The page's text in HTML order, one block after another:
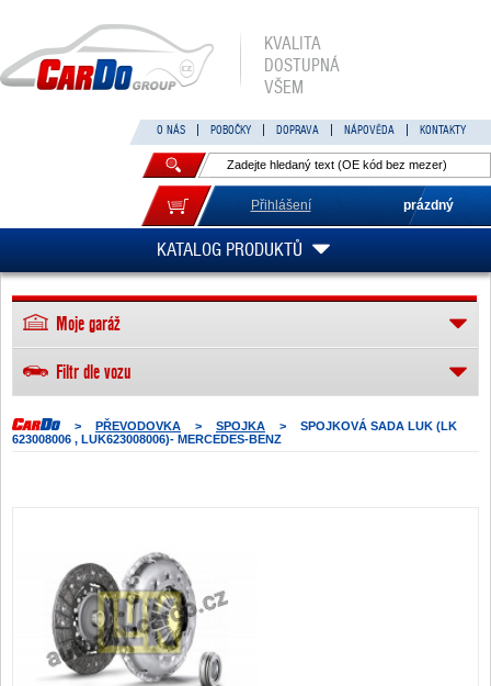
KVALITA
DOSTUPNÁ
VŠEM
O NÁS POBOČKY DOPRAVA NÁPOVĚDA KONTAKTY
Přihlášení prázdný
KATALOG PRODUKTŮ
> PŘEVODOVKA > SPOJKA >
SPOJKOVÁ SADA LUK (LK
623008006 , LUK623008006)- MERCEDES-BENZ
Moje garáž
Filtr dle vozu